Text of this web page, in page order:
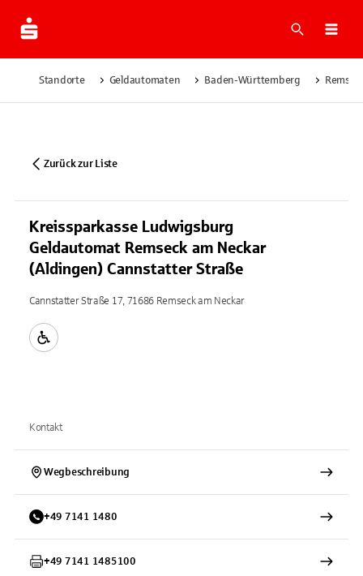
Suche
Standorte Geldautomaten Baden-Württemberg
Zurück zur Liste
Kreissparkasse Ludwigsburg
Geldautomat Remseck am Neckar
(Aldingen) Cannstatter Straße
Cannstatter Straße 17, 71686 Remseck am Neckar
Kontakt
Wegbeschreibung
+49 7141 1480
+49 7141 1485100